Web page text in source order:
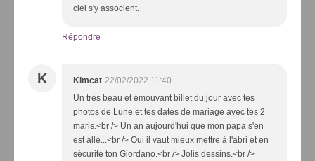
ciel s'y associent.
Répondre
K Kimcat 22/02/2022 11:40
Un très beau et émouvant billet du jour avec tes
photos de Lune et tes dates de mariage avec tes 2
maris.<br /> Un an aujourd'hui que mon papa s'en
est allé...<br /> Oui il vaut mieux mettre à l'abri et en
sécurité ton Giordano.<br /> Jolis dessins.<br />